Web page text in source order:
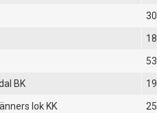
BK
lok KK